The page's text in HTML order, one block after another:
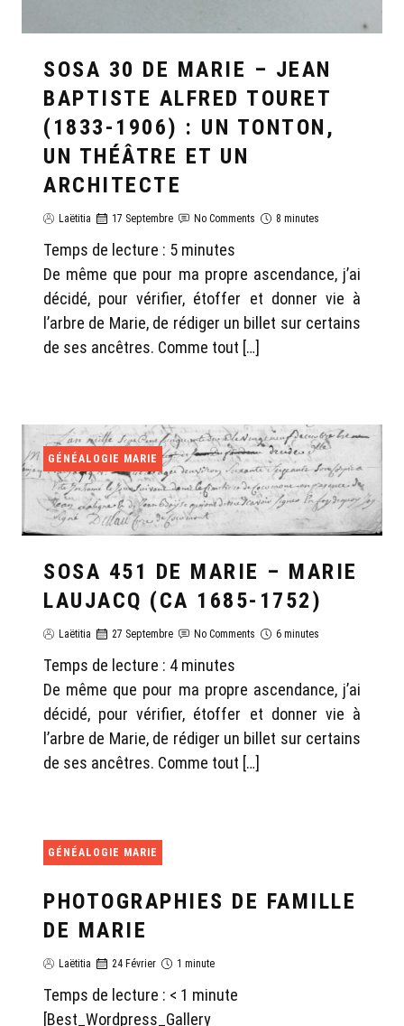
SOSA 30 DE MARIE – JEAN
BAPTISTE ALFRED TOURET
(1833-1906) : UN TONTON,
UN THÉÂTRE ET UN
ARCHITECTE
Laëtitia 17 Septembre No Comments 8 minutes
Temps de lecture : 5 minutes
De même que pour ma propre ascendance, j’ai
décidé, pour vérifier, étoffer et donner vie à
l’arbre de Marie, de rédiger un billet sur certains
de ses ancêtres. Comme tout […]
GÉNÉALOGIE MARIE
SOSA 451 DE MARIE – MARIE
LAUJACQ (CA 1685-1752)
Laëtitia 27 Septembre No Comments 6 minutes
Temps de lecture : 4 minutes
De même que pour ma propre ascendance, j’ai
décidé, pour vérifier, étoffer et donner vie à
l’arbre de Marie, de rédiger un billet sur certains
de ses ancêtres. Comme tout […]
GÉNÉALOGIE MARIE
PHOTOGRAPHIES DE FAMILLE
DE MARIE
Laëtitia 24 Février 1 minute
Temps de lecture : < 1 minute
[Best_Wordpress_Gallery